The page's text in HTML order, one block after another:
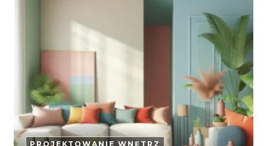
PROJEKTOWANIE WNĘTRZ